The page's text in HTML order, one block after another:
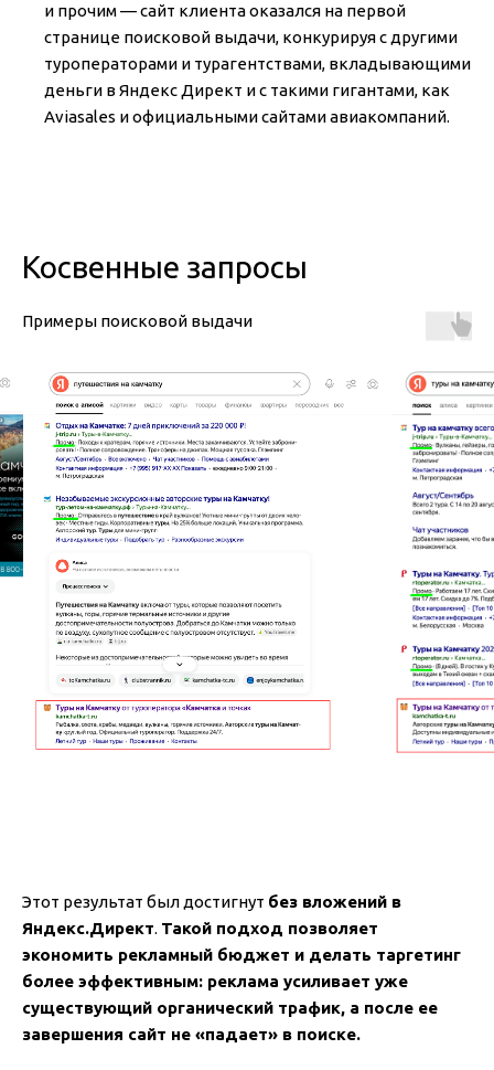
и прочим — сайт клиента оказался на первой
странице поисковой выдачи, конкурируя с другими
туроператорами и турагентствами, вкладывающими
деньги в Яндекс Директ и с такими гигантами, как
Aviasales и официальными сайтами авиакомпаний.
Косвенные запросы
Примеры поисковой выдачи
Этот результат был достигнут без вложений в
Яндекс.Директ. Такой подход позволяет
экономить рекламный бюджет и делать таргетинг
более эффективным: реклама усиливает уже
существующий органический трафик, а после ее
завершения сайт не «падает» в поиске.